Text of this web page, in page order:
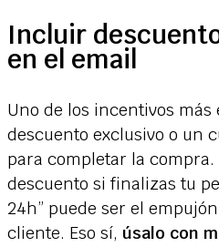
Incluir
en el email
Uno de los incentivos
descuento exclusivo o un
para completar la compra.
descuento si finalizas tu
24h” puede ser el
cliente. Eso sí, úsalo con